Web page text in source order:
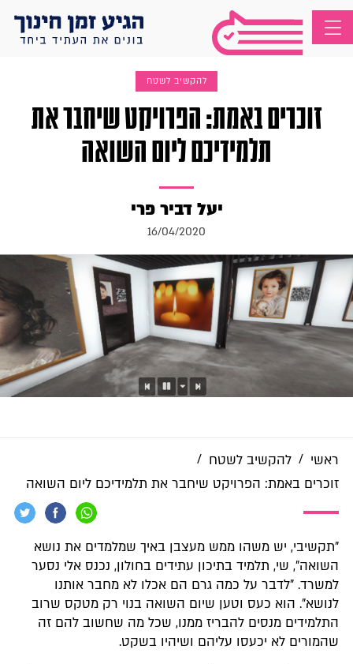
להקשיב לשטח
זוכרים באמת: הפרויקט שיחבר את
תלמידיכם ליום השואה
יעל דביר פרי
16/04/2020
ראשי / להקשיב לשטח /
זוכרים באמת: הפרויקט שיחבר את תלמידיכם ליום השואה
"תקשיבי, יש משהו ממש מעצבן באיך שמלמדים את נושא
השואה", שי, תלמיד בתיכון עתידים בחולון, נכנס אלי נסער
למשרד. "לדבר על כמה גרם הם אכלו לא מחבר אותנו
לנושא". הוא כעס וטען שיום השואה בנוי רק מטקס שרוב
התלמידים מנסים להבריז ממנו, שכל מה שחשוב להם זה
שהמורים לא יכעסו עליהם ושיהיו בשקט.